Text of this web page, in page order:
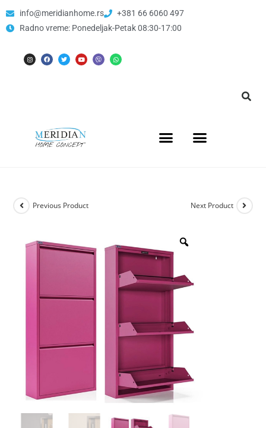
info@meridianhome.rs
+381 66 6060 497
Radno vreme: Ponedeljak-Petak 08:30-17:00
Previous Product Next Product